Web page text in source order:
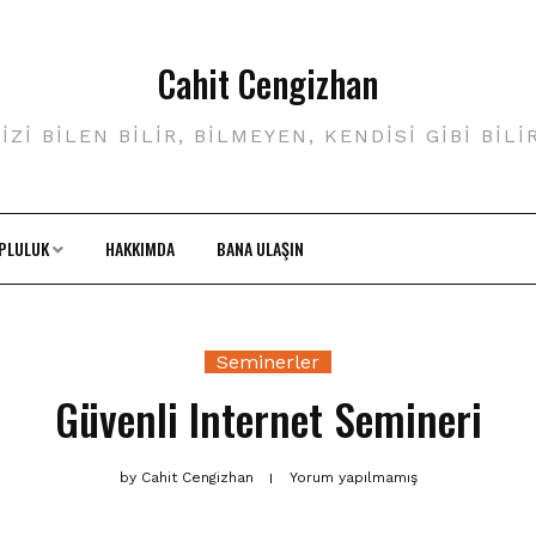
Cahit Cengizhan
BILEN BILIR, BILMEYEN, KENDISI GIBI
HAKKIMDA BANA ULAŞIN
Seminerler
Güvenli Internet Semineri
byCahit Cengizhan Yorum yapılmamış